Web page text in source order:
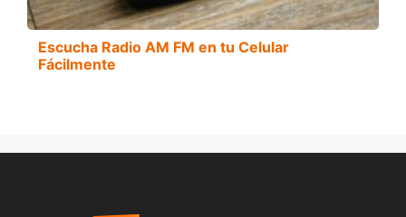
Escucha Radio AM FM en tu Celular
Fácilmente